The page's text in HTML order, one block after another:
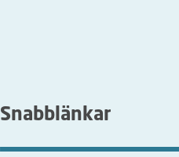
Snabblänkar